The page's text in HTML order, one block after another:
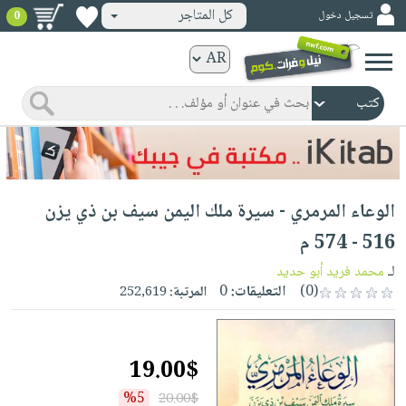
ورقية
المواضيع
صدر
حديثاً
الأكثر
مبيعاً
جوائز
شحن
مخفض
عروض
خاصة
صفحات
مشوقة
كتب
الكترونية
الرئيسية
صدر
حديثاً
الأكثر
مبيعاً
كتب
مجانية
كتب
صوتية
الصفحة
الرئيسية
حدود
أطفال
وناشئة
الصفحةوسائل
تسجيل دخول كل المتاجر 0
الوعاء المرمري - سيرة ملك اليمن سيف بن ذي يزن
516 - 574 م
لـمحمد فريد أبو حديد
(0)
التعليقات:0 المرتبة:252,619
19.00$
20.00$
%5